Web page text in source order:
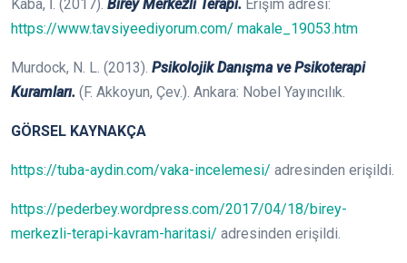
Kaba, İ. (2017). Birey Merkezli Terapi. Erişim adresi:
https://www.tavsiyeediyorum.com/ makale_19053.htm
Murdock, N. L. (2013). Psikolojik Danışma ve Psikoterapi
Kuramları. (F. Akkoyun, Çev.). Ankara: Nobel Yayıncılık.
GÖRSEL KAYNAKÇA
https://tuba-aydin.com/vaka-incelemesi/ adresinden erişildi.
https://pederbey.wordpress.com/2017/04/18/birey-
merkezli-terapi-kavram-haritasi/ adresinden erişildi.